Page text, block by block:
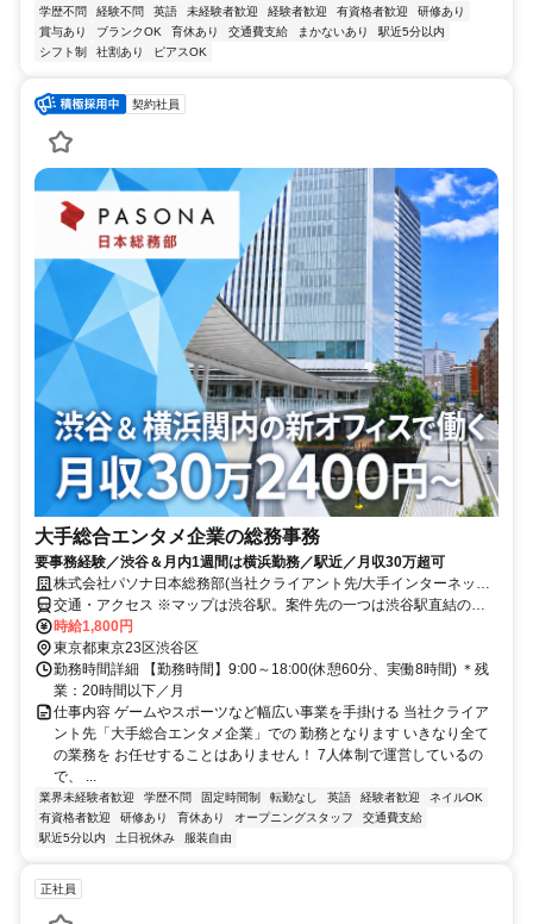
学歴不問
経験不問 英語 未経験者歓迎 経験者歓迎 有資格者歓迎
研修あり
賞与あり
ブランクOK 育休あり 交通費支給 まかないあり
駅近5分以内
シフト制
社割あり ピアスOK
契約社員
大手総合エンタメ企業の総務事務
要事務経験／渋谷＆月内1週間は横浜勤務／駅近／月収30万超可
株式会社パソナ日本総務部(当社クライアント先/大手インターネット
サービス企業)
交通・アクセス ※マップは渋谷駅。案件先の一つは渋谷駅直結のオ
フィスです。
時給1,800円
東京都東京23区渋谷区
勤務時間詳細 【勤務時間】9:00～18:00(休憩60分、実働8時間) ＊残
業：20時間以下／月
仕事内容 ゲームやスポーツなど幅広い事業を手掛ける 当社クライア
ント先「大手総合エンタメ企業」での 勤務となります いきなり全て
の業務を お任せすることはありません！ 7人体制で運営しているの
で、 ...
業界未経験者歓迎 学歴不問 固定時間制 転勤なし 英語 経験者歓迎
ネイルOK
有資格者歓迎
研修あり 育休あり オープニングスタッフ
交通費支給
駅近5分以内
土日祝休み 服装自由
正社員